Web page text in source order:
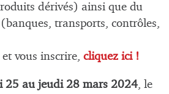
dérivés) ainsi que du
transports, contrôles,
vous inscrire, cliquez ici !
25 au jeudi 28 mars 2024, le